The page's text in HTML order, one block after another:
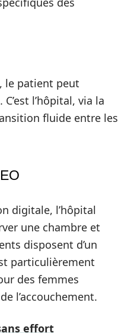
le patient peut
l’hôpital, via la
fluide entre les
digitale, l’hôpital
une chambre et
disposent d’un
particulièrement
des femmes
l’accouchement.
effort